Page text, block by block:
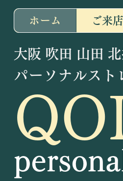
ホーム ご来
パーソナルスト
大阪 吹田 山田